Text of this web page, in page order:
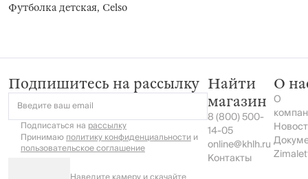
Футболка детская, Celso
Подпишитесь на рассылку
Введите ваш email
Подписаться на рассылку
Принимаюполитику конфиденциальностии
пользовательское соглашение
Найти
магазин
8 (800) 500-
14-05
online@khlh.ru
Контакты
О
О